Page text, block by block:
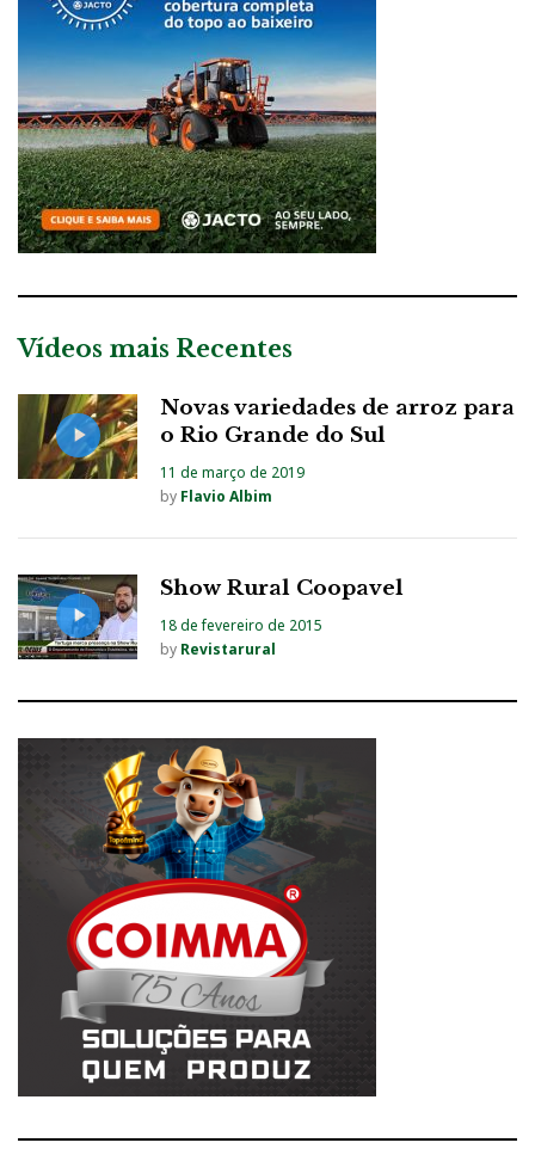
Vídeos mais Recentes
Novas variedades de arroz para
o Rio Grande do Sul
11 de março de 2019
by Flavio Albim
Show Rural Coopavel
18 de fevereiro de 2015
by Revistarural